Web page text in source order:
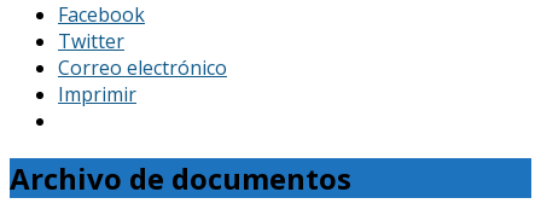
Facebook
Twitter
Correo electrónico
Imprimir
Archivo de documentos